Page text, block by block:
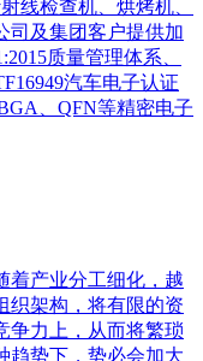
线检查机、烘烤机、
司及集团客户提供加
质量管理体系、
汽车电子认证
、QFN等精密电子
着产业分工细化，越
织架构，将有限的资
争力上，从而将繁琐
趋势下，势必会加大